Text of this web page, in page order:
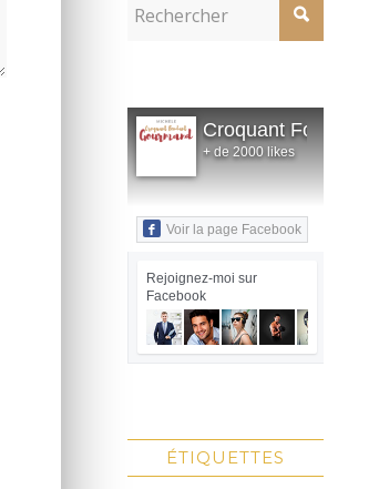
Croquant Fondant
+ de 2000 likes
Voir la page Facebook
Rejoignez-moi sur
Facebook
ÉTIQUETTES